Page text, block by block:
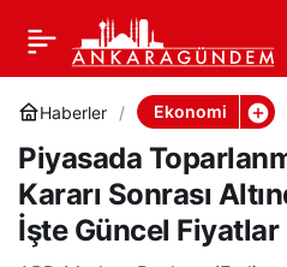
Haberler Ekonomi
Piyasada
Kararı Sonrası
İşte Güncel Fiyatlar
Piyasada Toparlanma
Sinyali: Fed Kararı
Sonrası Altında Son
Durum! İşte Güncel